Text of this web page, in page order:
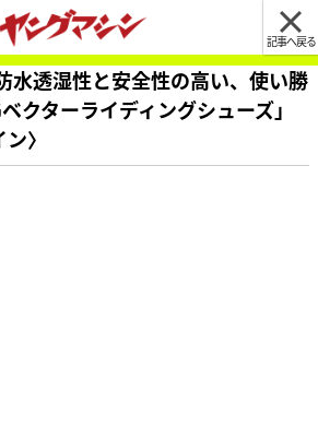
記事へ戻る
透湿性と安全性の高い、使い勝
クターライディングシューズ」
〉